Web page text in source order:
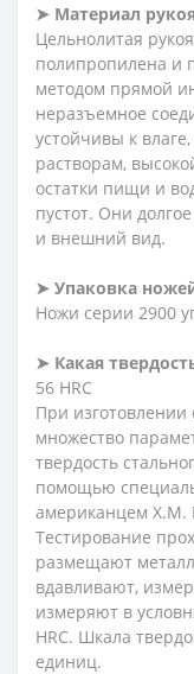
➤ Материал
Цельнолитая
полипропилена и
методом прямой
неразъемное
устойчивы к
растворам,
остатки пищи и
пустот. Они
и внешний вид.
➤ Упаковка
Ножи серии 2900
➤ Какая
56 HRC
При изготовлении
множество
твердость
помощью
американцем Х.М.
Тестирование
размещают
вдавливают,
измеряют в
HRC. Шкала
единиц.